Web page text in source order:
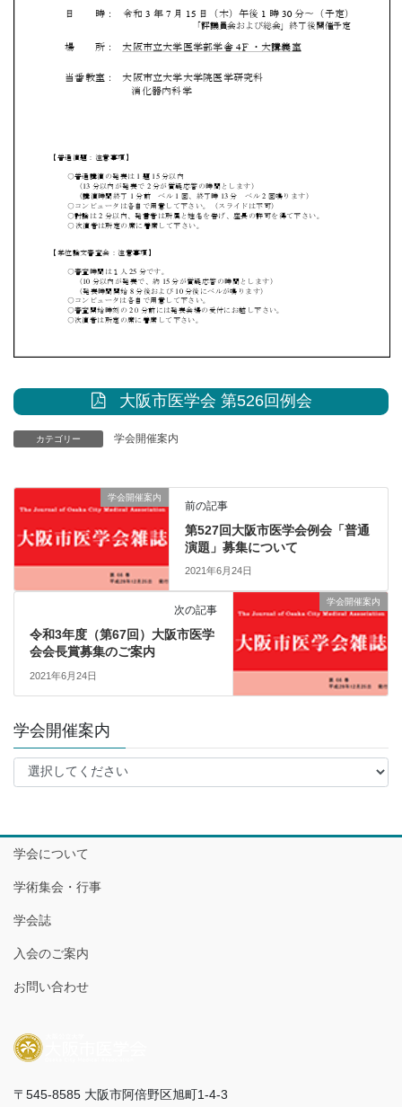
大阪市医学会 第526回例会
カテゴリー 学会開催案内
学会開催案内
前の記事
第527回大阪市医学会例会「普通
演題」募集について
2021年6月24日
学会開催案内
次の記事
令和3年度（第67回）大阪市医学
会会長賞募集のご案内
2021年6月24日
学会開催案内
学会について
学術集会・行事
学会誌
入会のご案内
お問い合わせ
〒545-8585 大阪市阿倍野区旭町1-4-3